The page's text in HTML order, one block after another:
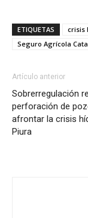
ETIQUETAS crisis
Seguro Agrícola
Artículo anterior
Sobrerregulación
perforación de
afrontar la crisis
Piura